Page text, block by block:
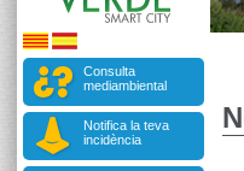
Consulta
mediambiental
Notifica la teva
incidència